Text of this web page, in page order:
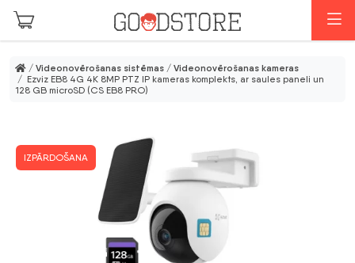
Skip to main content
/ Videonovērošanas sistēmas / Videonovērošanas kameras
/ Ezviz EB8 4G 4K 8MP PTZ IP kameras komplekts, ar saules paneli un
128 GB microSD (CS EB8 PRO)
IZPĀRDOŠANA